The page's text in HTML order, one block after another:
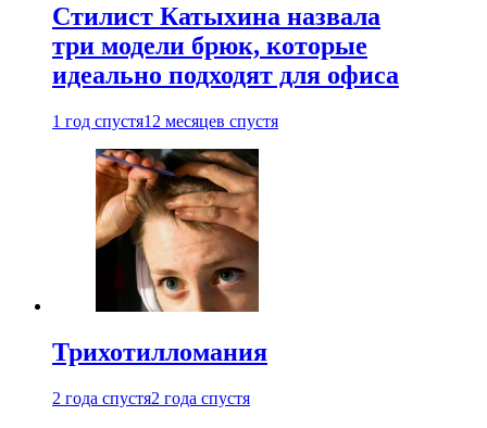
Стилист Катыхина назвала
три модели брюк, которые
идеально подходят для офиса
1 год спустя12 месяцев спустя
Трихотилломания
2 года спустя2 года спустя